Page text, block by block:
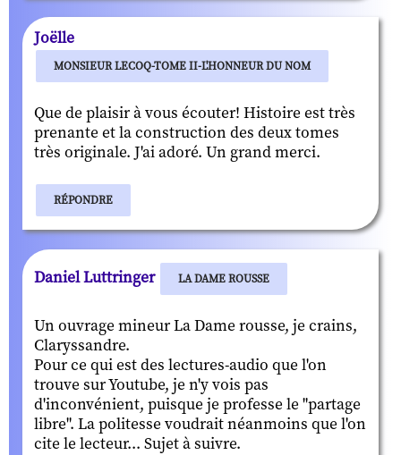
Joëlle
MONSIEUR LECOQ-TOME II-L'HONNEUR DU NOM
Que de plaisir à vous écouter! Histoire est très
prenante et la construction des deux tomes
très originale. J'ai adoré. Un grand merci.
RÉPONDRE
Daniel Luttringer LA DAME ROUSSE
Un ouvrage mineur La Dame rousse, je crains,
Claryssandre.
Pour ce qui est des lectures-audio que l'on
trouve sur Youtube, je n'y vois pas
d'inconvénient, puisque je professe le "partage
libre". La politesse voudrait néanmoins que l'on
cite le lecteur... Sujet à suivre.